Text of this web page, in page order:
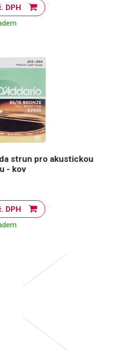
vč. DPH
strun pro akustickou
- kov
vč. DPH